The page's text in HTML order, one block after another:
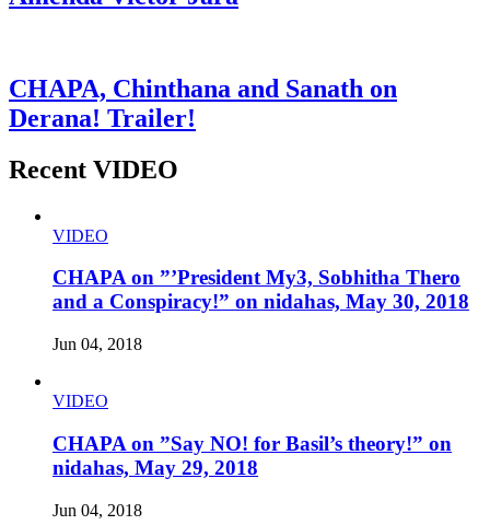
CHAPA, Chinthana and Sanath on
Derana! Trailer!
Recent VIDEO
VIDEO
CHAPA on ”’President My3, Sobhitha Thero
and a Conspiracy!” on nidahas, May 30, 2018
Jun 04, 2018
VIDEO
CHAPA on ”Say NO! for Basil’s theory!” on
nidahas, May 29, 2018
Jun 04, 2018